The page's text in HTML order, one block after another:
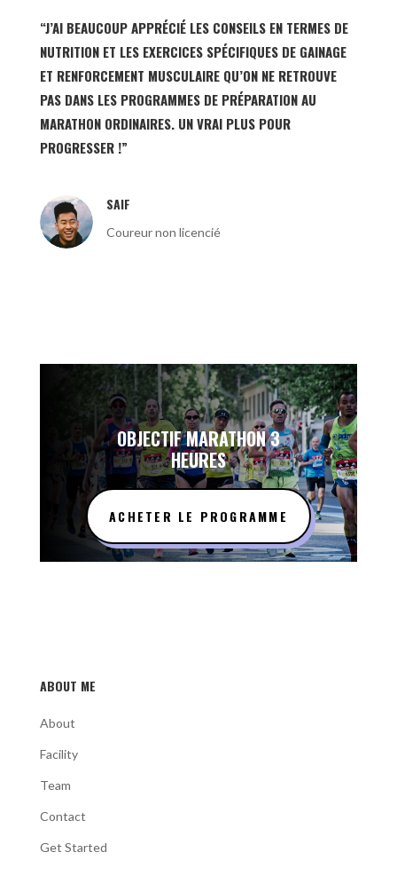
“J’AI BEAUCOUP APPRÉCIÉ LES CONSEILS EN TERMES DE
NUTRITION ET LES EXERCICES SPÉCIFIQUES DE GAINAGE
ET RENFORCEMENT MUSCULAIRE QU’ON NE RETROUVE
PAS DANS LES PROGRAMMES DE PRÉPARATION AU
MARATHON ORDINAIRES. UN VRAI PLUS POUR
PROGRESSER !”
SAIF
Coureur non licencié
OBJECTIF MARATHON 3
HEURES
ACHETER LE PROGRAMME
ABOUT ME
About
Facility
Team
Contact
Get Started